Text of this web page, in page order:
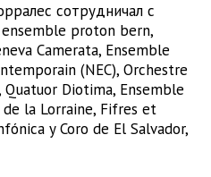
сотрудничал с
proton bern,
Camerata, Ensemble
(NEC), Orchestre
Quatuor Diotima, Ensemble
de la Lorraine, Fifres et
y Coro de El Salvador,